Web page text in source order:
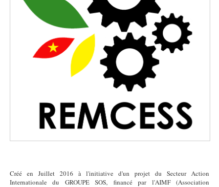
Créé en Juillet 2016 à l'initiative d'un projet du Secteur Action
Internationale du GROUPE SOS, financé par l'AIMF (Association